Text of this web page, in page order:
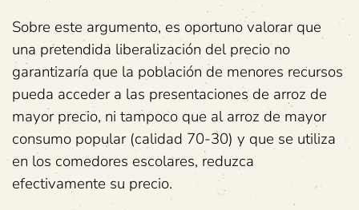
Sobre este argumento, es oportuno valorar que
una pretendida liberalización del precio no
garantizaría que la población de menores recursos
pueda acceder a las presentaciones de arroz de
mayor precio, ni tampoco que al arroz de mayor
consumo popular (calidad 70-30) y que se utiliza
en los comedores escolares, reduzca
efectivamente su precio.